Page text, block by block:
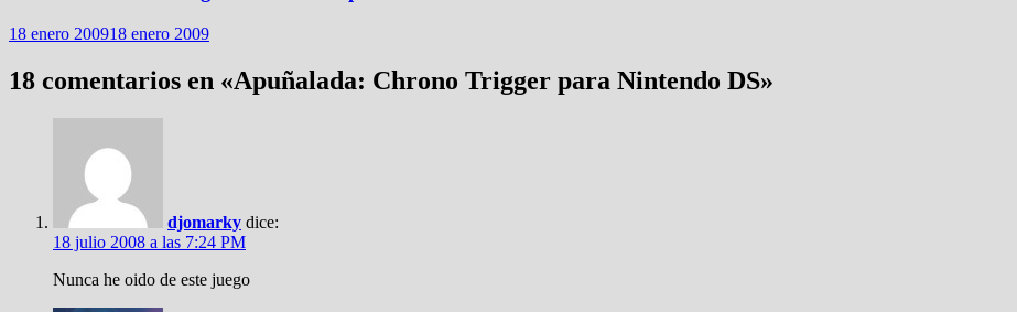
18 enero 200918 enero 2009
18 comentarios en «Apuñalada: Chrono Trigger para Nintendo DS»
djomarky dice:
18 julio 2008 a las 7:24 PM
Nunca he oido de este juego